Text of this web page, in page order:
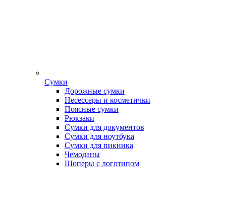
Сумки
Дорожные сумки
Несессеры и косметички
Поясные сумки
Рюкзаки
Сумки для документов
Сумки для ноутбука
Сумки для пикника
Чемоданы
Шоперы с логотипом